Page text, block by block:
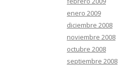
enero 2009
diciembre 2008
noviembre 2008
octubre 2008
septiembre 2008